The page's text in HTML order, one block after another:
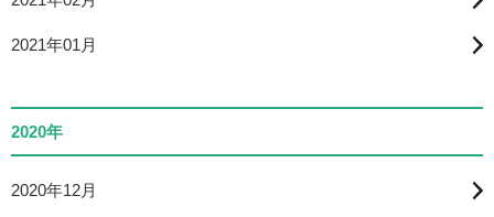
2021年01月
2020年
2020年12月